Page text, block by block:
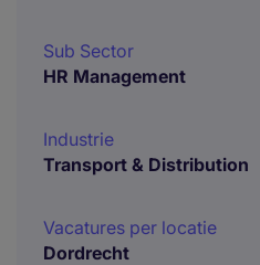
Sub Sector
HR Management
Industrie
Transport & Distribution
Vacatures per locatie
Dordrecht